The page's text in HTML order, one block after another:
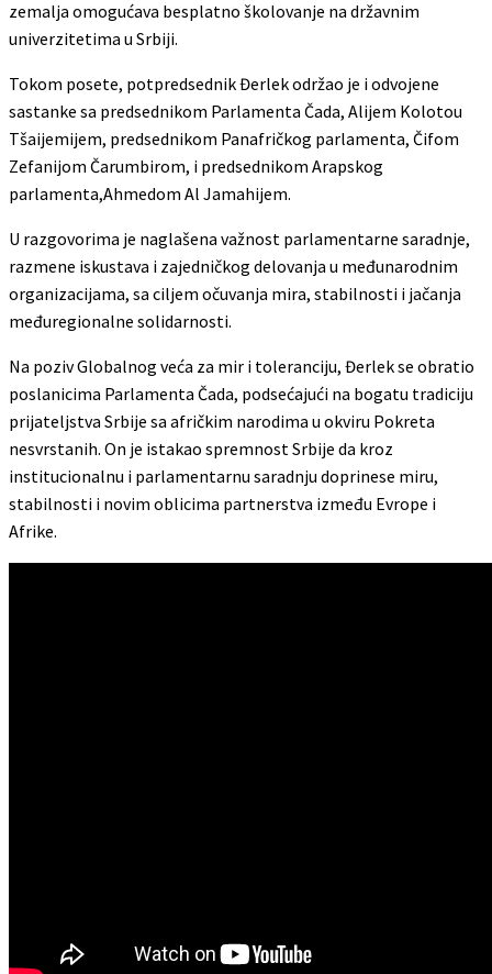
zemalja omogućava besplatno školovanje na državnim
univerzitetima u Srbiji.
Tokom posete, potpredsednik Đerlek održao je i odvojene
sastanke sa predsednikom Parlamenta Čada, Alijem Kolotou
Tšaijemijem, predsednikom Panafričkog parlamenta, Čifom
Zefanijom Čarumbirоm, i predsednikom Arapskog
parlamenta,Ahmedom Al Jamahijem.
U razgovorima je naglašena važnost parlamentarne saradnje,
razmene iskustava i zajedničkog delovanja u međunarodnim
organizacijama, sa ciljem očuvanja mira, stabilnosti i jačanja
međuregionalne solidarnosti.
Na poziv Globalnog veća za mir i toleranciju, Đerlek se obratio
poslanicima Parlamenta Čada, podsećajući na bogatu tradiciju
prijateljstva Srbije sa afričkim narodima u okviru Pokreta
nesvrstanih. On je istakao spremnost Srbije da kroz
institucionalnu i parlamentarnu saradnju doprinese miru,
stabilnosti i novim oblicima partnerstva između Evrope i
Afrike.